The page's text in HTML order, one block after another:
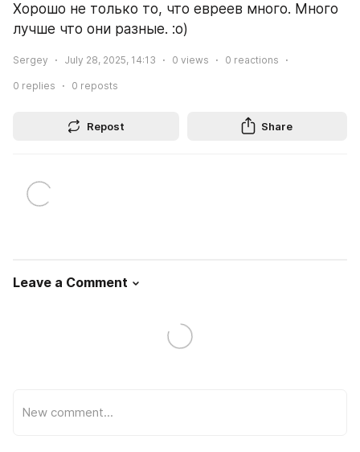
Хорошо не только то, что евреев много. Много
лучше что они разные. :о)
Sergey July 28, 2025, 14:13 0 views 0 reactions
0 replies 0 reposts
Repost Share
Leave a Comment